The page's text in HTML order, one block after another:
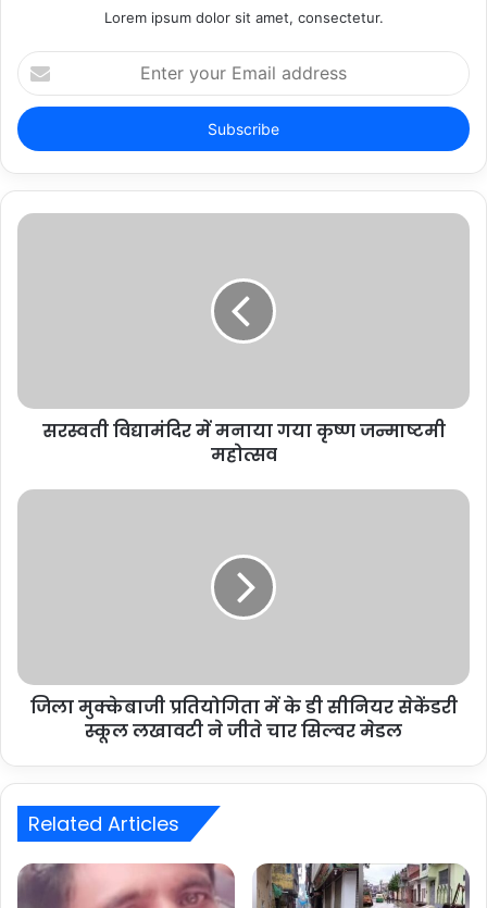
Lorem ipsum dolor sit amet, consectetur.
Enter
your
Email
address
सरस्वती विद्यामंदिर में मनाया गया कृष्ण जन्माष्टमी
महोत्सव
जिला मुक्केबाजी प्रतियोगिता में के डी सीनियर सेकेंडरी
स्कूल लखावटी ने जीते चार सिल्वर मेडल
Related Articles